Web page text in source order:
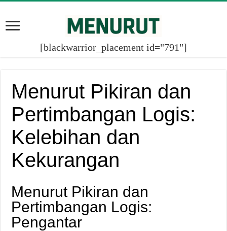
[blackwarrior_placement id="791"]
Menurut Pikiran dan
Pertimbangan Logis:
Kelebihan dan
Kekurangan
Menurut Pikiran dan
Pertimbangan Logis:
Pengantar